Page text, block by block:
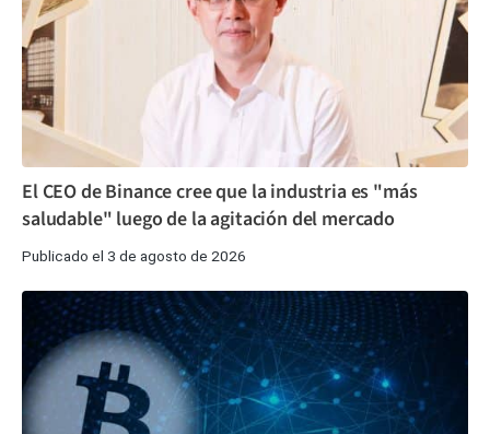
El CEO de Binance cree que la industria es "más
saludable" luego de la agitación del mercado
Publicado el 3 de agosto de 2026